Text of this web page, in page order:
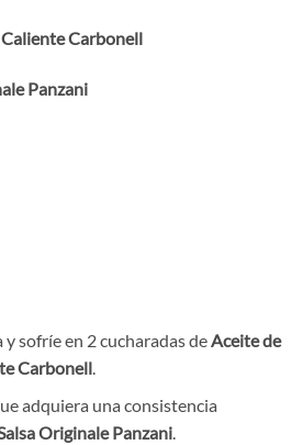
Carbonell
Panzani
y sofríe en 2 cucharadas de Aceite de
Carbonell.
adquiera una consistencia
Originale Panzani.